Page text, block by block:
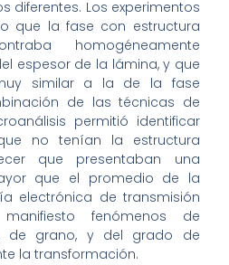
diferentes. Los experimentos
que la fase con estructura
homogéneamente
espesor de la lámina, y que
similar a la de la fase
de las técnicas de
permitió identificar
no tenían la estructura
que presentaban una
que el promedio de la
electrónica de transmisión
fenómenos de
de grano, y del grado de
la transformación.